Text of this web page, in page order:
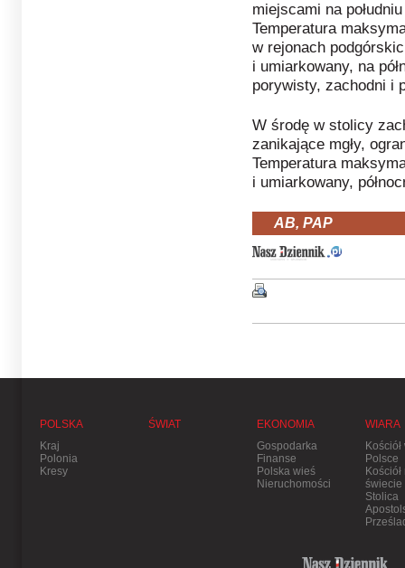
miejscami na
Temperatura
w rejonach
i umiarkowany, na
porywisty, zachodni i
W środę w stolicy
zanikające mgły,
Temperatura
i umiarkowany,
AB, PAP
POLSKA
Kraj
Polonia
Kresy
ŚWIAT
EKONOMIA
Gospodarka
Finanse
Polska wieś
Nieruchomości
WIARA
Kościół
Polsce
Kościół
świecie
Stolica